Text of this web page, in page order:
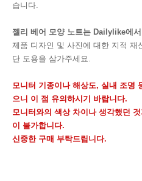
습니다.
젤리 베어 모양 노트는 Dailylike에
제품 디자인 및 사진에 대한 지적 재
단 도용을 삼가주세요.
모니터 기종이나 해상도, 실내 조명
으니 이 점 유의하시기 바랍니다.
모니터와의 색상 차이나 생각했던
이 불가합니다.
신중한 구매 부탁드립니다.